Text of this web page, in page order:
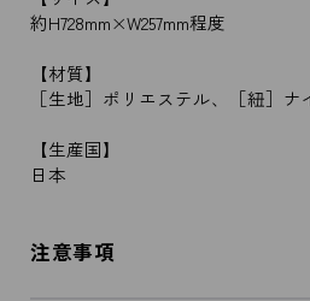
約H728mm×W257mm程度
【材質】
［生地］ポリエステル、［紐］
【生産国】
日本
注意事項